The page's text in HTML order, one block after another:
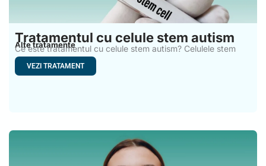
Tratamentul cu celule stem autism
Alte tratamente
Ce este tratamentul cu celule stem autism? Celulele stem
sunt
VEZI TRATAMENT